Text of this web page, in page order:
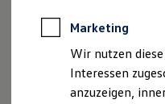
Software,
California
VW
VW
VW
VW
IHK Neu­bran­den­burg
Vor­pom­mern
Ka­tha­ri­nen­straße 48
17033 Neu­bran­den­burg
Marketing
Wir nutzen
Interessen
anzuzeigen,